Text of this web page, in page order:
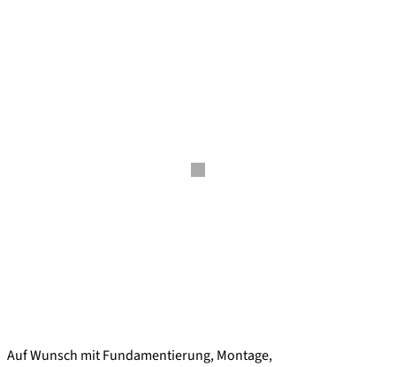
Auf Wunsch mit Fundamentierung, Montage,